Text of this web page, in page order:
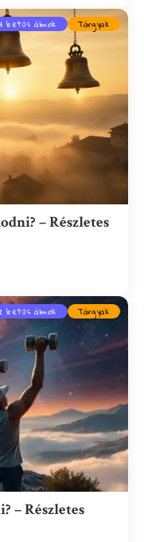
betűs álmok Tárgyak
– Részletes
betűs álmok Tárgyak
– Részletes